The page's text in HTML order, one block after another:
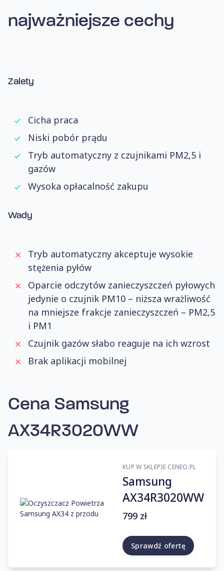
najważniejsze cechy
Zalety
Cicha praca
Niski pobór prądu
Tryb automatyczny z czujnikami PM2,5 i
gazów
Wysoka opłacalność zakupu
Wady
Tryb automatyczny akceptuje wysokie
stężenia pyłów
Oparcie odczytów zanieczyszczeń pyłowych
jedynie o czujnik PM10 – niższa wrażliwość
na mniejsze frakcje zanieczyszczeń – PM2,5
i PM1
Czujnik gazów słabo reaguje na ich wzrost
Brak aplikacji mobilnej
Cena Samsung
AX34R3020WW
KUP W SKLEPIE CENEO.PL
Samsung
AX34R3020WW
799 zł
Sprawdź ofertę